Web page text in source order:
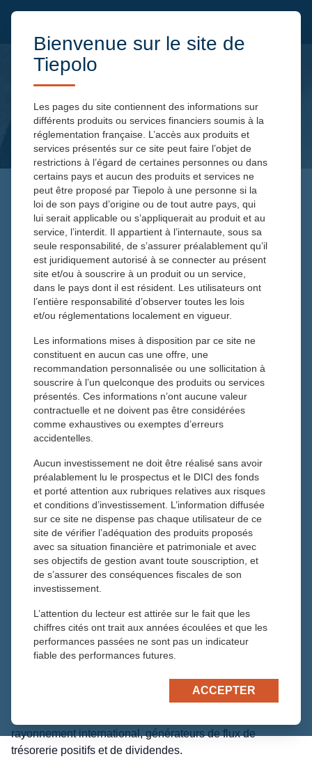
CRISE POLITIQUE ET
FINANCIÈRE : COMMENT
PROTÉGER SON
ÉPARGNE ?
Toutes les actualités
5 septembre 2025
Actualités
Face à la volatilité de la bourse de Paris, au risque de
les gestionnaires de portefeuilles appellent les
épargnants à garder leur sang-froid. L’éclairage de
Philibert de Rambuteau, Directeur Général de Tiepolo.
Il faut être vigilant car cette échéance va créer une
volatilité supplémentaire touchant les actifs français, et en
particulier des secteurs comme les banques ou les
services aux collectivités. Les obligations du Trésor ne
creuser illustrant l’inquiétude des investisseurs. Plus
l’incertitude s’installera plus la volatilité sera élevée. Notre
ligne de conduite dans ces situations troubles est claire :
« France », conserver une poche de liquidités pour profiter
d’éventuels excès de baisse après le vote. Le cœur des
rayonnement international, générateurs de flux de
trésorerie positifs et de dividendes.
Bienvenue sur le site de
Tiepolo
Les pages du site contiennent des informations sur
différents produits ou services financiers soumis à la
réglementation française. L’accès aux produits et
services présentés sur ce site peut faire l’objet de
restrictions à l’égard de certaines personnes ou dans
certains pays et aucun des produits et services ne
peut être proposé par Tiepolo à une personne si la
loi de son pays d’origine ou de tout autre pays, qui
lui serait applicable ou s’appliquerait au produit et au
service, l’interdit. Il appartient à l’internaute, sous sa
seule responsabilité, de s’assurer préalablement qu’il
est juridiquement autorisé à se connecter au présent
site et/ou à souscrire à un produit ou un service,
dans le pays dont il est résident. Les utilisateurs ont
l’entière responsabilité d’observer toutes les lois
et/ou réglementations localement en vigueur.
Les informations mises à disposition par ce site ne
constituent en aucun cas une offre, une
recommandation personnalisée ou une sollicitation à
souscrire à l’un quelconque des produits ou services
présentés. Ces informations n’ont aucune valeur
contractuelle et ne doivent pas être considérées
comme exhaustives ou exemptes d’erreurs
accidentelles.
Aucun investissement ne doit être réalisé sans avoir
préalablement lu le prospectus et le DICI des fonds
et porté attention aux rubriques relatives aux risques
et conditions d’investissement. L’information diffusée
sur ce site ne dispense pas chaque utilisateur de ce
site de vérifier l’adéquation des produits proposés
avec sa situation financière et patrimoniale et avec
ses objectifs de gestion avant toute souscription, et
de s’assurer des conséquences fiscales de son
investissement.
L’attention du lecteur est attirée sur le fait que les
chiffres cités ont trait aux années écoulées et que les
performances passées ne sont pas un indicateur
fiable des performances futures.
ACCEPTER